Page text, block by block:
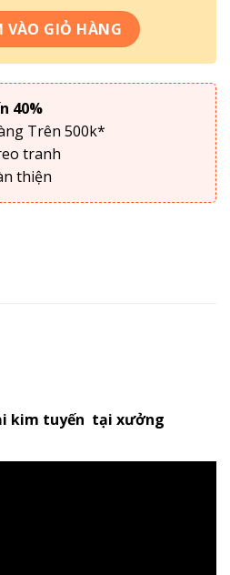
Ngư - C5N-023 số lượng
VÀO GIỎ HÀNG
40%
Trên 500k*
tranh
thiện
kim tuyến tại xưởng